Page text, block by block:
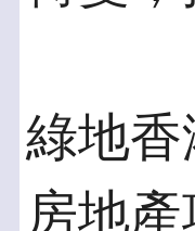
綠地
房地